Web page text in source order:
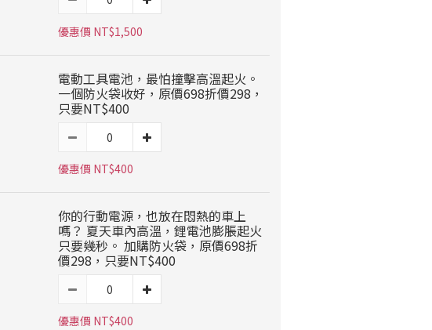
優惠價 NT$1,500
電動工具電池，最怕撞擊高溫起火。
一個防火袋收好，原價698折價298，
只要NT$400
優惠價 NT$400
你的行動電源，也放在悶熱的車上
嗎？ 夏天車內高溫，鋰電池膨脹起火
只要幾秒。 加購防火袋，原價698折
價298，只要NT$400
優惠價 NT$400